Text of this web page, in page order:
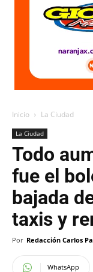
Inicio La Ciudad
La Ciudad
Todo
fue el
bajada
taxis y
Por Redacción Carlos
WhatsApp